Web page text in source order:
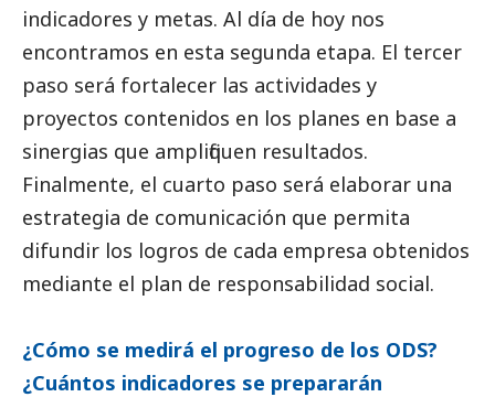
indicadores y metas. Al día de hoy nos
encontramos en esta segunda etapa. El tercer
paso será fortalecer las actividades y
proyectos contenidos en los planes en base a
sinergias que amplifiquen resultados.
Finalmente, el cuarto paso será elaborar una
estrategia de comunicación que permita
difundir los logros de cada empresa obtenidos
mediante el plan de responsabilidad social.
¿Cómo se medirá el progreso de los ODS?
¿Cuántos indicadores se prepararán